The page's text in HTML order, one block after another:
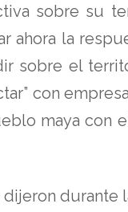
sobre su
ahora la
sobre el
con
maya con
durante